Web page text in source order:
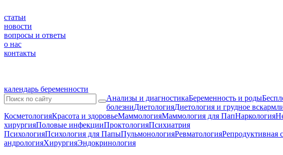
статьи
новости
вопросы и ответы
о нас
контакты
календарь беременности
Анализы и диагностикаБеременность и роды
болезниДиетологияДиетология и грудное
КосметологияКрасота и здоровьеМаммологияМаммология для ПапНаркология
хирургияПоловые инфекцииПроктологияПсихиатрия
ПсихологияПсихология для ПапыПульмонологияРевматологияРепродуктивная
андрологияХирургияЭндокринология